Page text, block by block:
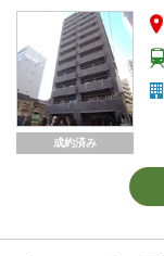
成約済み